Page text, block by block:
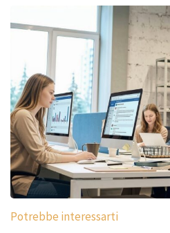
Potrebbe interessarti